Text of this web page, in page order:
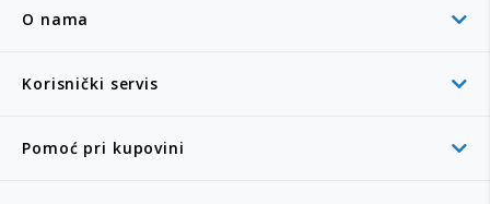
O nama
Korisnički servis
Pomoć pri kupovini